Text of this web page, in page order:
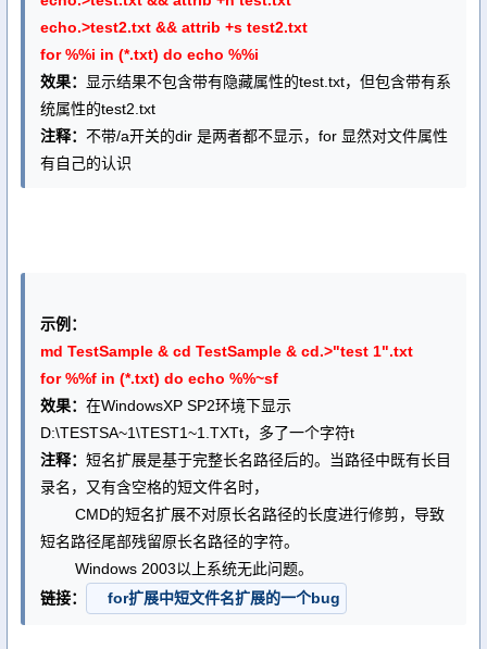
echo.>test2.txt && attrib +s test2.txt
for %%i in (*.txt) do echo %%i
效果：
显示结果不包含带有隐藏属性的test.txt，但包含带有系
统属性的test2.txt
注释： 不带/a开关的dir 是两者都不显示，for 显然对文件属性
有自己的认识
示例：
md TestSample & cd TestSample & cd.>"test 1".txt
for %%f in (*.txt) do echo %%~sf
效果： 在WindowsXP SP2环境下显示
D:\TESTSA~1\TEST1~1.TXTt，多了一个字符t
注释： 短名扩展是基于完整长名路径后的。当路径中既有长目
录名，又有含空格的短文件名时，
CMD的短名扩展不对原长名路径的长度进行修剪，导致
短名路径尾部残留原长名路径的字符。
Windows 2003以上系统无此问题。
链接：
for扩展中短文件名扩展的一个bug